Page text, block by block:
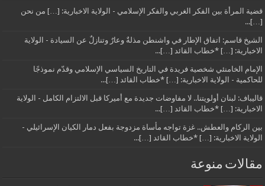
قضية المرأة بين الفكر الغربي والفكر الإسلامي - الولاية الاخبارية: […] من نحن
[…]...
الشيخ قاسم: اتفاق الإطار في واشنطن مذلةٌ وعارٌ وتنازلٌ عن السيادة - الولاية
الاخبارية: […] *خطاب القائد […]...
الإمام الخامنئي شخصية فريدة في التاريخ السياسي الإسلامي وقدّم نموذجًا
للحاكمية - الولاية الاخبارية: […] *خطاب القائد […]...
قاليباف: لبنان أولويتنا.. لا مفاوضات جديدة مع أميركا قبل الالتزام الكامل - الولاية
الاخبارية: […] *خطاب القائد […]...
بين الركام والعطش.. غزة تواجه مأساة مزدوجة بفعل دمار الكيان الإسرائيلي -
الولاية الاخبارية: […] *خطاب القائد […]...
مقالات منوعة